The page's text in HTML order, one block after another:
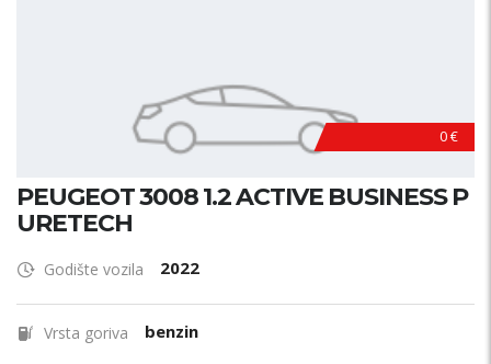
0 €
PEUGEOT 3008 1.2 ACTIVE BUSINESS P
URETECH
Godište vozila 2022
Vrsta goriva benzin